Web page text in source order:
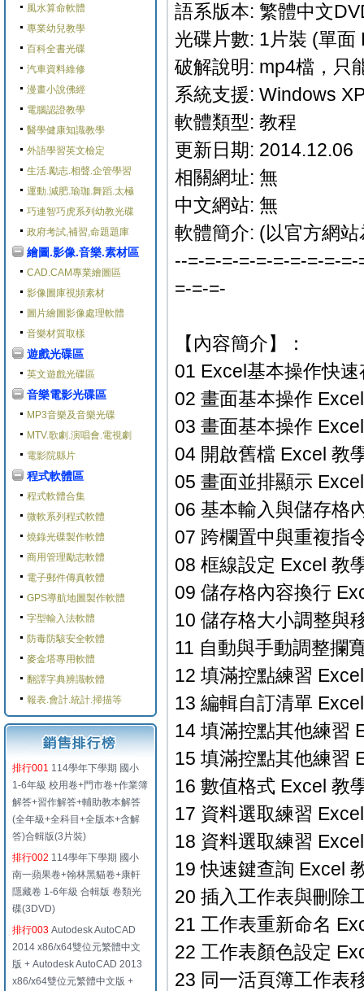
風水算命軟體
專業幼兒教學
百科全書光碟
汽車資料維修
漫畫小說佛經
電腦認證教學
醫學健康知識教學
外語學習英文檢定
生活.勵志.相聲.企管學習
運動.減肥.瑜珈.舞蹈.太極
巧連智巧虎系列幼教光碟
政府考試,補習,命題題庫
繪圖.影像.音樂.素材區
CAD.CAM專業繪圖區
影像圖庫視頻素材
圖片繪圖影像處理軟體
音樂材質取樣
遊戲光碟區
英文遊戲光碟區
音樂電影光碟區
MP3音樂及音樂光碟
MTV.歌劇.演唱會.電視劇
電影院縣片
程式軟體區
程式軟體合集
微軟系列程式軟體
燒錄光碟製作軟體
商用管理勵志軟體
電子郵件傳真軟體
GPS導航地圖製作軟體
字型輸入法軟體
防毒防駭安全軟體
麥金塔專用軟體
翻譯字典辨識軟體
報表.會計.統計.掃描等
排行001 114學年下學期 國小
1-6年級 校用卷+門市卷+作業簿
解答+習作解答+輔助教本解答
(全年級+全科目+全版本+含解
答)合輯版(3片裝)
排行002 114學年下學期 國小
南一蘋果卷+翰林黑貓卷+康軒
隱藏卷 1-6年級 合輯版 卷類光
碟(3DVD)
排行003 Autodesk AutoCAD
2014 x86/x64雙位元繁體中文
版 + Autodesk AutoCAD 2013
x86/x64雙位元繁體中文版 +
語系版本: 繁體中文
光碟片數: 1片裝 (單面
破解說明: mp4檔，只
系統支援: Windows
軟體類型: 教程
更新日期: 2014.12.06
相關網址: 無
中文網站: 無
軟體簡介: (以官方網站
--=-=-=-=-=-=-=-=-=-
=-=-=-
【內容簡介】：
01 Excel基本操作快
02 畫面基本操作
03 畫面基本操作
04 開啟舊檔 Excel 教
05 畫面並排顯示
06 基本輸入與儲存格
07 跨欄置中與重複指
08 框線設定 Excel 教
09 儲存格內容換行
10 儲存格大小調整與
11 自動與手動調整攔
12 填滿控點練習
13 編輯自訂清單
14 填滿控點其他練習
15 填滿控點其他練習
16 數值格式 Excel 教
17 資料選取練習
18 資料選取練習
19 快速鍵查詢 Excel
20 插入工作表與刪除
21 工作表重新命名
22 工作表顏色設定
23 同一活頁簿工作表